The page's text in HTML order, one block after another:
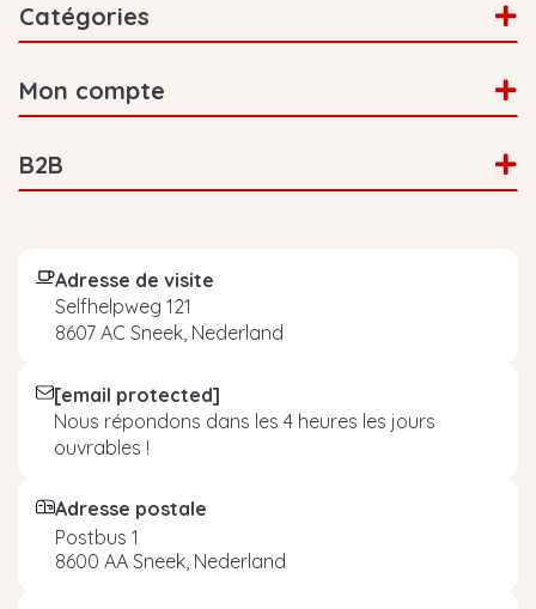
Catégories
Mon compte
B2B
Adresse de visite
Selfhelpweg 121
8607 AC Sneek, Nederland
[email protected]
Nous répondons dans les 4 heures les jours
ouvrables !
Adresse postale
Postbus 1
8600 AA Sneek, Nederland